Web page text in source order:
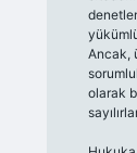
Ancak,
olarak